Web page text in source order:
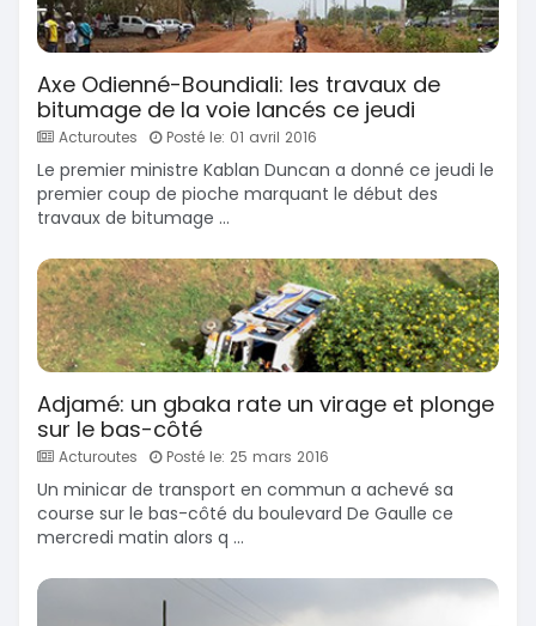
Axe Odienné-Boundiali: les travaux de
bitumage de la voie lancés ce jeudi
Acturoutes Posté le: 01 avril 2016
Le premier ministre Kablan Duncan a donné ce jeudi le
premier coup de pioche marquant le début des
travaux de bitumage ...
Adjamé: un gbaka rate un virage et plonge
sur le bas-côté
Acturoutes Posté le: 25 mars 2016
Un minicar de transport en commun a achevé sa
course sur le bas-côté du boulevard De Gaulle ce
mercredi matin alors q ...